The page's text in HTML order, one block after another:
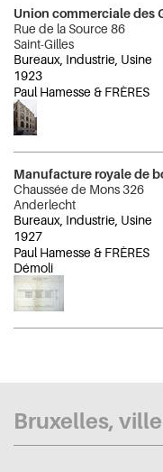
Union commerciale des
Rue de la Source 86
Saint-Gilles
Bureaux, Industrie, Usine
1923
Paul Hamesse & FRÈRES
Manufacture royale de
Chaussée de Mons 326
Anderlecht
Bureaux, Industrie, Usine
1927
Paul Hamesse & FRÈRES
Démoli
Bruxelles,